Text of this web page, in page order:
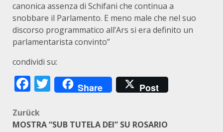
canonica assenza di Schifani che continua a
snobbare il Parlamento. E meno male che nel suo
discorso programmatico all’Ars si era definito un
parlamentarista convinto”
condividi su:
Facebook
Twitter
Share Post
Beitragsnavigation
Zurück
MOSTRA “SUB TUTELA DEI” SU ROSARIO